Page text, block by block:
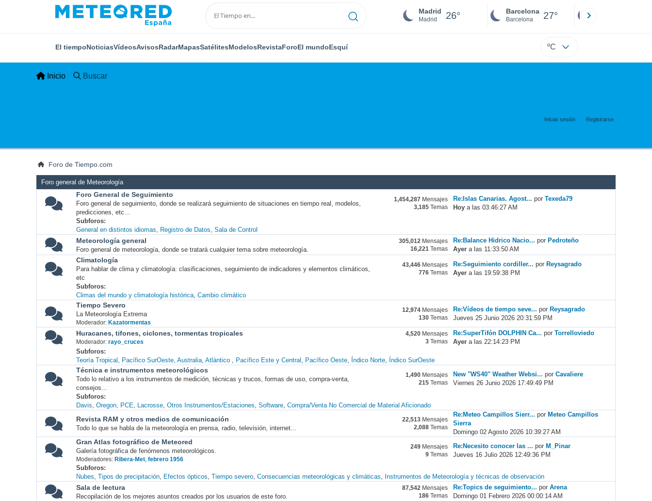
Madrid
Madrid 26° Barcelona
Barcelona 27°
El tiempoNoticiasVídeosAvisosRadarMapasSatélitesModelosRevistaForoEl mundoEsquí ºC
Inicio Buscar
Iniciar sesión Registrarse
Foro de Tiempo.com
Foro general de Meteorología
Foro General de Seguimiento
Foro general de seguimiento, donde se realizará seguimiento de situaciones en tiempo real, modelos,
predicciones, etc...
1,454,287 Mensajes
3,185 Temas
Re:Islas Canarias. Agost... porTexeda79
Hoy a las 03:46:27 AM
Subforos
General en distintos idiomas
Registro de Datos Sala de Control
Meteorología general
Foro general de meteorología, donde se tratará cualquier tema sobre meteorología.
305,012 Mensajes
16,221 Temas
Re:Balance Hidrico Nacio... porPedroteño
Ayer a las 11:33:50 AM
Climatología
Para hablar de clima y climatología: clasificaciones, seguimiento de indicadores y elementos climáticos,
etc
43,446 Mensajes
776 Temas
Re:Seguimiento cordiller... por Reysagrado
Ayer a las 19:59:38 PM
Subforos
Climas del mundo y climatología histórica Cambio climático
Tiempo Severo
La Meteorología Extrema
Moderador: Kazatormentas
12,974 Mensajes
130 Temas
Re:Vídeos de tiempo seve... porReysagrado
Jueves 25 Junio 2026 20:31:59 PM
Huracanes, tifones, ciclones, tormentas tropicales
Moderador: rayo_cruces
4,520 Mensajes
3 Temas
Re:SuperTifón DOLPHIN Ca... porTorrelloviedo
Ayer a las 22:14:23 PM
Subforos
Teoría Tropical
Pacífico SurOeste Australia Atlántico Pacífico Este y Central Pacífico Oeste Índico Norte Índico SurOeste
Técnica e instrumentos meteorológicos
Todo lo relativo a los instrumentos de medición, técnicas y trucos, formas de uso, compra-venta,
consejos...
1,490 Mensajes
215 Temas
New "WS40" Weather Websi... porCavaliere
Viernes 26 Junio 2026 17:49:49 PM
Subforos
Davis Oregon PCE Lacrosse Otros Instrumentos/Estaciones Software Compra/Venta No Comercial de Material Aficionado
Revista RAM y otros medios de comunicación
Todo lo que se habla de la meteorología en prensa, radio, televisión, internet...
22,513 Mensajes
2,088 Temas
Re:Meteo Campillos Sierr... por Meteo Campillos
Sierra
Domingo 02 Agosto 2026 10:39:27 AM
Gran Atlas fotográfico de Meteored
Galería fotográfica de fenómenos meteorológicos.
Moderadores: Ribera-Met, febrero 1956
249 Mensajes
9 Temas
Re:Necesito conocer las ... porM_Pinar
Jueves 16 Julio 2026 12:49:36 PM
Subforos
Nubes Tipos de precipitación Efectos ópticos Tiempo severo Consecuencias meteorológicas y climáticas Instrumentos de Meteorología y técnicas de observación
Sala de lectura
Recopilación de los mejores asuntos creados por los usuarios de este foro.
87,542 Mensajes
186 Temas
Re:Topics de seguimiento... porArena
Domingo 01 Febrero 2026 00:00:14 AM